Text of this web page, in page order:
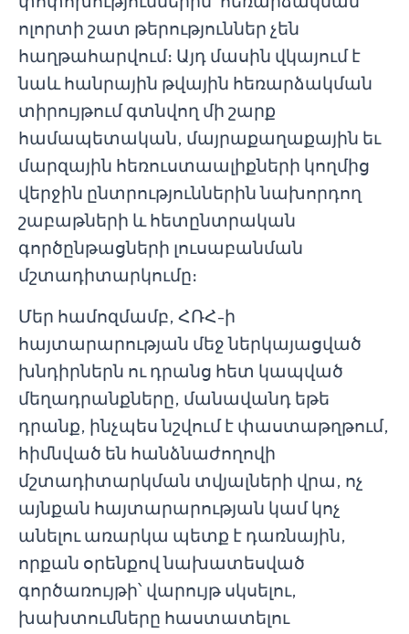
ոլորտի շատ թերություններ չեն
հաղթահարվում։ Այդ մասին վկայում է
նաև հանրային թվային հեռարձակման
տիրույթում գտնվող մի շարք
համապետական, մայրաքաղաքային եւ
մարզային հեռուստաալիքների կողմից
վերջին ընտրություններին նախորդող
շաբաթների և հետընտրական
գործընթացների լուսաբանման
մշտադիտարկումը։
Մեր համոզմամբ, ՀՌՀ-ի
հայտարարության մեջ ներկայացված
խնդիրներն ու դրանց հետ կապված
մեղադրանքները, մանավանդ եթե
դրանք, ինչպես նշվում է փաստաթղթում,
հիմնված են հանձնաժողովի
մշտադիտարկման տվյալների վրա, ոչ
այնքան հայտարարության կամ կոչ
անելու առարկա պետք է դառնային,
որքան օրենքով նախատեսված
գործառույթի՝ վարույթ սկսելու,
խախտումները հաստատելու